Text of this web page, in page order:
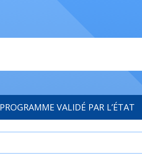
PROGRAMME VALIDÉ PAR L’ÉTAT